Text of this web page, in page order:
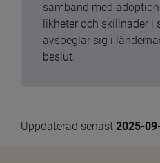
samband med
likheter och skillnader i
avspeglar sig i
beslut.
Uppdaterad senast 2025-